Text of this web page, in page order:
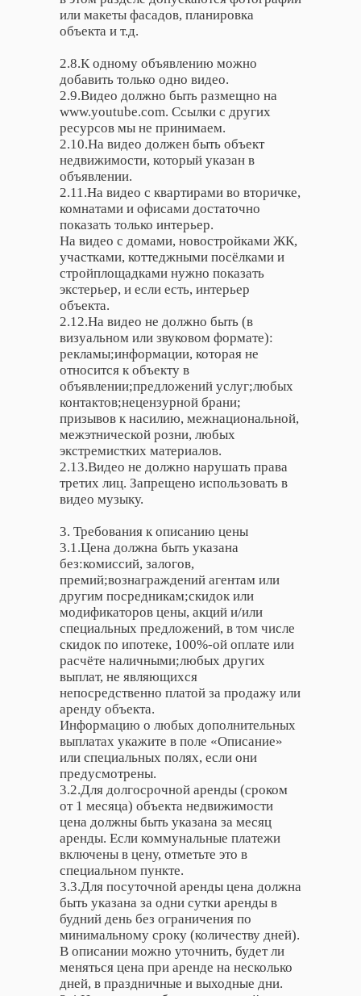
или макеты фасадов, планировка
объекта и т.д.
2.8.К одному объявлению можно
добавить только одно видео.
2.9.Видео должно быть размещно на
www.youtube.com. Ссылки с других
ресурсов мы не принимаем.
2.10.На видео должен быть объект
недвижимости, который указан в
объявлении.
2.11.На видео с квартирами во вторичке,
комнатами и офисами достаточно
показать только интерьер.
На видео с домами, новостройками ЖК,
участками, коттеджными посёлками и
стройплощадками нужно показать
экстерьер, и если есть, интерьер
объекта.
2.12.На видео не должно быть (в
визуальном или звуковом формате):
рекламы;информации, которая не
относится к объекту в
объявлении;предложений услуг;любых
контактов;нецензурной брани;
призывов к насилию, межнациональной,
межэтнической розни, любых
экстремистких материалов.
2.13.Видео не должно нарушать права
третих лиц. Запрещено использовать в
видео музыку.
3. Требования к описанию цены
3.1.Цена должна быть указана
без:комиссий, залогов,
премий;вознаграждений агентам или
другим посредникам;скидок или
модификаторов цены, акций и/или
специальных предложений, в том числе
скидок по ипотеке, 100%-ой оплате или
расчёте наличными;любых других
выплат, не являющихся
непосредственно платой за продажу или
аренду объекта.
Информацию о любых дополнительных
выплатах укажите в поле «Описание»
или специальных полях, если они
предусмотрены.
3.2.Для долгосрочной аренды (сроком
от 1 месяца) объекта недвижимости
цена должны быть указана за месяц
аренды. Если коммунальные платежи
включены в цену, отметьте это в
специальном пункте.
3.3.Для посуточной аренды цена должна
быть указана за одни сутки аренды в
будний день без ограничения по
минимальному сроку (количеству дней).
В описании можно уточнить, будет ли
меняться цена при аренде на несколько
дней, в праздничные и выходные дни.